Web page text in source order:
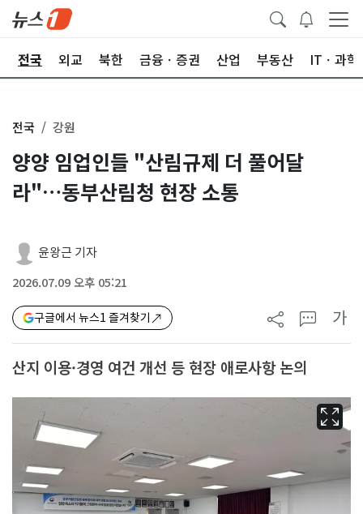
전국 외교 북한 금융ㆍ증권 산업 부동산 ITㆍ과학
전국 강원
양양 임업인들 "산림규제 더 풀어달
라"…동부산림청 현장 소통
윤왕근 기자
2026.07.09 오후 05:21
구글에서 뉴스1 즐겨찾기 가
산지 이용·경영 여건 개선 등 현장 애로사항 논의